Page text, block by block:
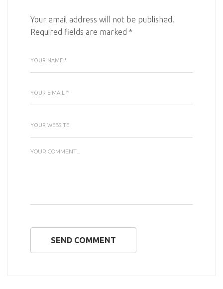
Your email address will not be published.
Required fields are marked *
SEND COMMENT